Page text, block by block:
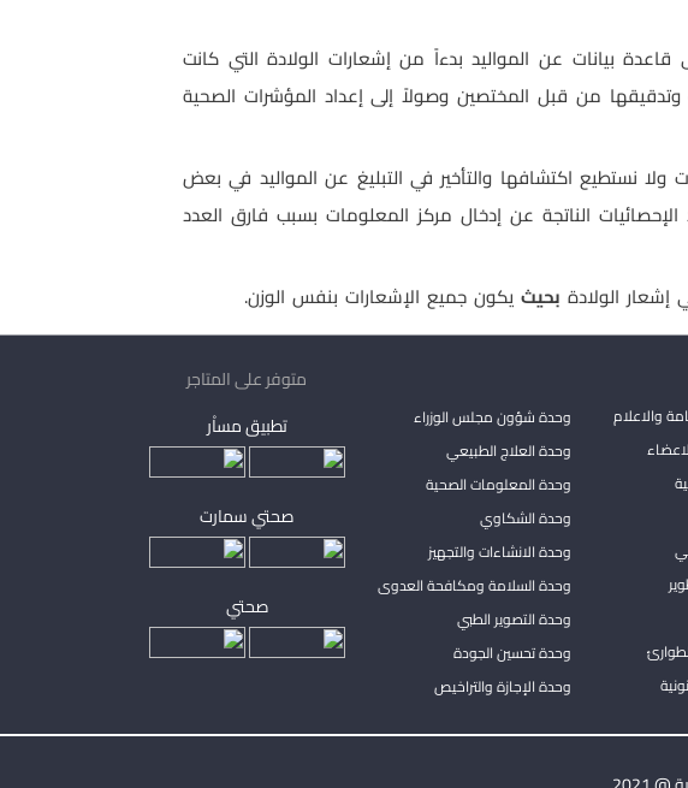
بيانات عن المواليد بدءاً من إشعارات الولادة التي كانت
من قبل المختصين وصولاً إلى إعداد المؤشرات الصحية
نستطيع اكتشافها والتأخير في التبليغ عن المواليد في بعض
الناتجة عن إدخال مركز المعلومات بسبب فارق العدد
إشعار الولادة بحيث يكون جميع الإشعارات بنفس الوزن.
والاعلام
وحدة شؤون مجلس الوزراء
وحدة العلاج الطبيعي
وحدة المعلومات الصحية
وحدة الشكاوي
وحدة الانشاءات والتجهيز
وحدة السلامة ومكافحة العدوى
وحدة التصوير الطبي
وحدة تحسين الجودة
وحدة الإجازة والتراخيص
متوفر على المتاجر
تطبيق مساْر
صحتي سمارت
صحتي